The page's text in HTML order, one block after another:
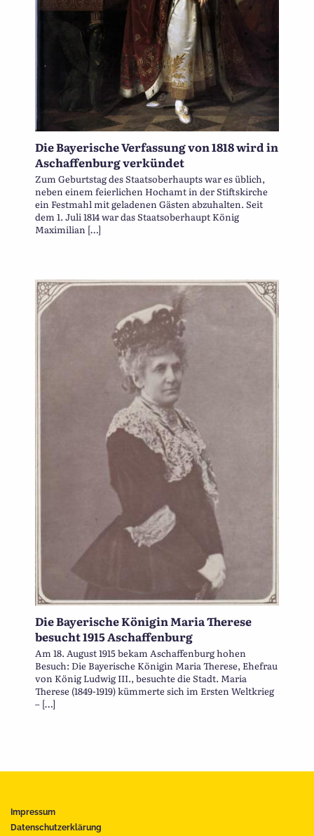
Die Bayerische Verfassung von 1818 wird in
Aschaffenburg verkündet
Zum Geburtstag des Staatsoberhaupts war es üblich,
neben einem feierlichen Hochamt in der Stiftskirche
ein Festmahl mit geladenen Gästen abzuhalten. Seit
dem 1. Juli 1814 war das Staatsoberhaupt König
Maximilian […]
Die Bayerische Königin Maria Therese
besucht 1915 Aschaffenburg
Am 18. August 1915 bekam Aschaffenburg hohen
Besuch: Die Bayerische Königin Maria Therese, Ehefrau
von König Ludwig III., besuchte die Stadt. Maria
Therese (1849-1919) kümmerte sich im Ersten Weltkrieg
– […]
Impressum
Datenschutzerklärung